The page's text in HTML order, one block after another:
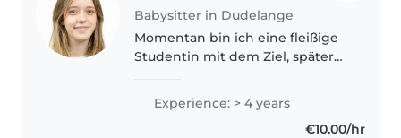
Babysitter in Dudelange
Momentan bin ich eine fleißige
Studentin mit dem Ziel, später
bin eine sehr
verantwortungsvolle, kreative
Experience: > 4 years
€10.00/hr